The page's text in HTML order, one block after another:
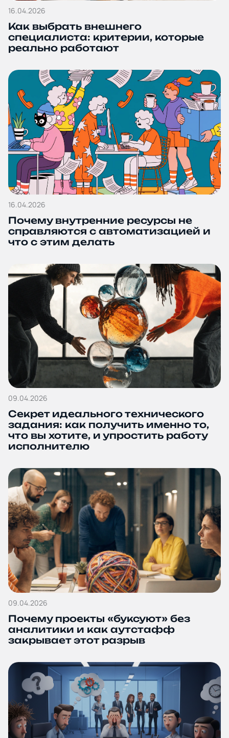
Блог и новости
Дополнительные услуги
Политика
конфиденциальности
16.04.2026
Как выбрать внешнего
специалиста: критерии, которые
реально работают
16.04.2026
Почему внутренние ресурсы не
справляются с автоматизацией и
что с этим делать
09.04.2026
Секрет идеального технического
задания: как получить именно то,
что вы хотите, и упростить работу
исполнителю
09.04.2026
Почему проекты «буксуют» без
аналитики и как аутстафф
закрывает этот разрыв